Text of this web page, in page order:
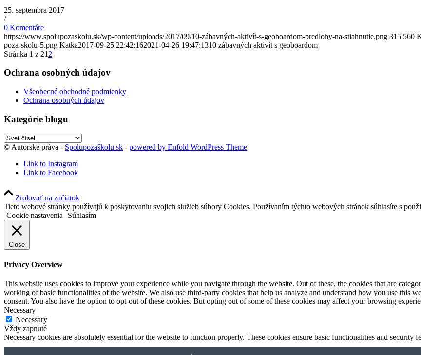
25. septembra 2017
/
0 Komentáre
https://www.spolupozaskolu.sk/wp-content/uploads/2017/09/10-zábavných-aktivít-s-geoboardom-predlohy-na-stiahnutie.png 315 560
poza-skolu-5.png Katka2017-09-25 22:42:162021-04-26 19:47:1310 zábavných aktivít s geoboardom
Stránka 1 z 21 2
Ochrana osobných údajov
Všeobecné obchodné podmienky
Ochrana osobných údajov
Kategórie blogu
Kategórie
blogu
© Autorské práva - Spolupozaškolu.sk - powered by Enfold WordPress Theme
Link to Instagram
Link to Facebook
Zrolovať na začiatok
Tieto webové stránky používajú k poskytovaniu svojich služieb súbory Cookies. Používaním týchto webových stránok súhlasíte s
Cookie nastavenia
Súhlasím
Close
Privacy Overview
This website uses cookies to improve your experience while you navigate through the website. Out of these, the cookies that are
working of basic functionalities of the website. We also use third-party cookies that help us analyze and understand how you use this
consent. You also have the option to opt-out of these cookies. But opting out of some of these cookies may affect your browsing
Necessary
Necessary
Vždy zapnuté
Necessary cookies are absolutely essential for the website to function properly. These cookies ensure basic functionalities and security